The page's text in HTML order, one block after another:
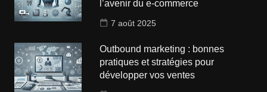
l’avenir du e-commerce
7 août 2025
Outbound marketing : bonnes
pratiques et stratégies pour
développer vos ventes